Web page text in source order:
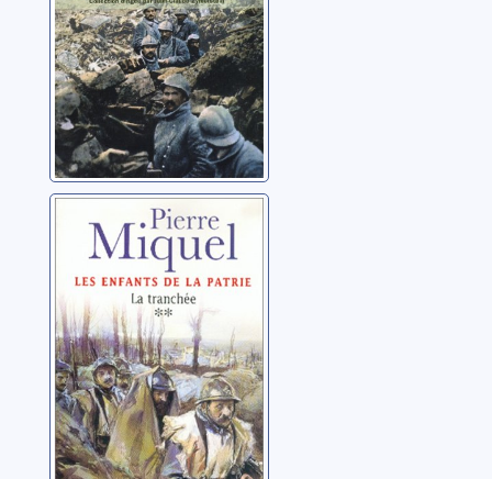
Les enfants de la
patrie: 02: La
tranchée
Miquel, Pierre